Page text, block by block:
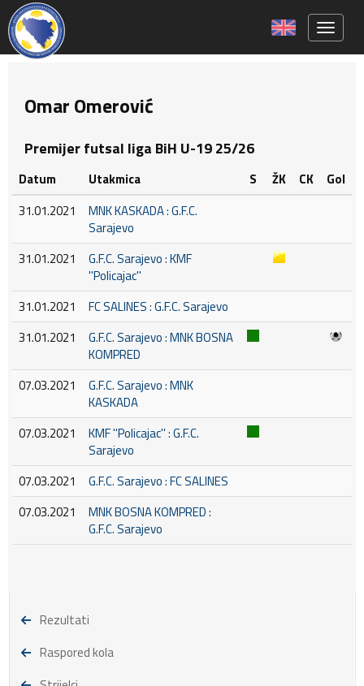
Omar Omerović
Premijer futsal liga BiH U-19 25/26
Datum Utakmica S ŽK CK
Gol
31.01.2021
MNK KASKADA : G.F.C.
Sarajevo
31.01.2021
G.F.C. Sarajevo : KMF
''Policajac''
31.01.2021
FC SALINES : G.F.C. Sarajevo
31.01.2021
G.F.C. Sarajevo : MNK BOSNA
KOMPRED
07.03.2021
G.F.C. Sarajevo : MNK
KASKADA
07.03.2021
KMF ''Policajac'' : G.F.C.
Sarajevo
07.03.2021
G.F.C. Sarajevo : FC SALINES
07.03.2021
MNK BOSNA KOMPRED :
G.F.C. Sarajevo
Rezultati
Raspored kola